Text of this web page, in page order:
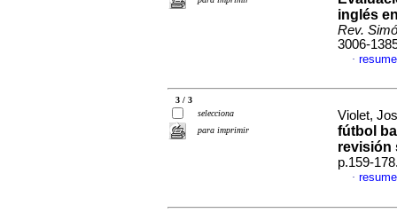
inglés
Rev.
3006-
·
3 / 3
selecciona
para imprimir
Violet,
fútbol
revisión
p.159-
·